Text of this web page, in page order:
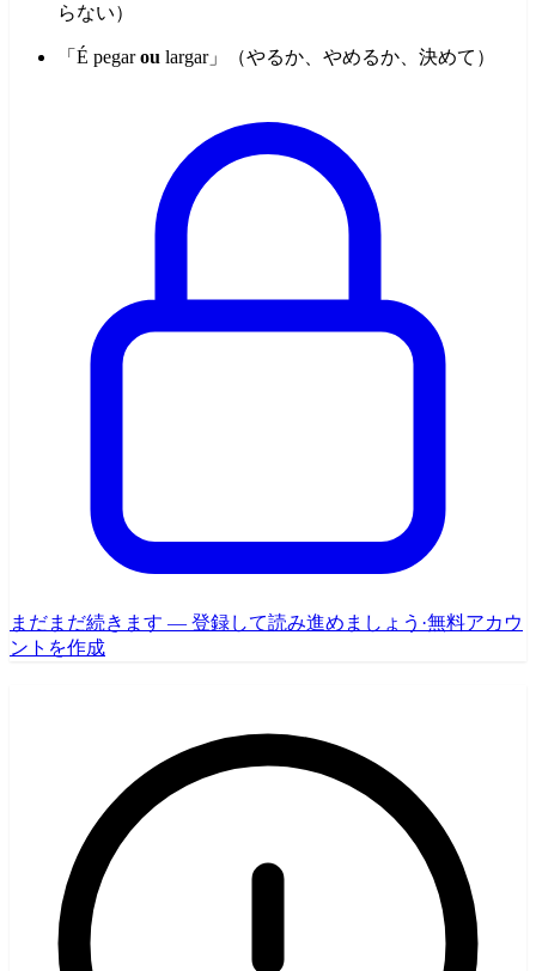
らない）
「É pegarou largar」（やるか、やめるか、決めて）
まだまだ続きます — 登録して読み進めましょう ·無料アカウ
ントを作成